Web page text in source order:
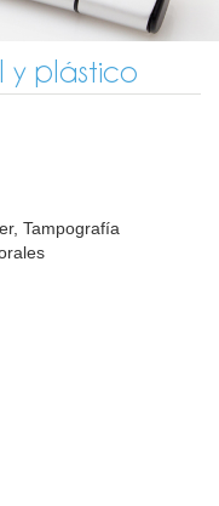
y plástico
Tampografía